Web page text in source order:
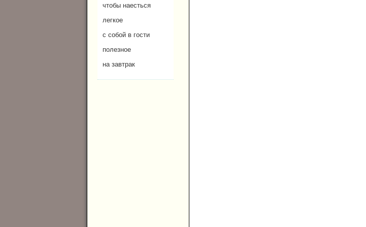
чтобы наесться
легкое
с собой в гости
полезное
на завтрак